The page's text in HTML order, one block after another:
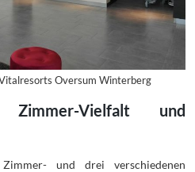
Oversum Winterberg
Vielfalt und
und drei verschiedenen